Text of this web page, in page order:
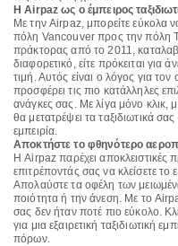
Η Airpaz ως ο έμπειρος
Με την Airpaz, μπορείτε εύκολα
πόλη Vancouver προς την πόλη
πράκτορας από το 2011,
διαφορετικό, είτε πρόκειται για
τιμή. Αυτός είναι ο λόγος για
προσφέρει τις πιο κατάλληλες
ανάγκες σας. Με λίγα μόνο κλικ,
θα μετατρέψει τα ταξιδιωτικά
εμπειρία.
Αποκτήστε το φθηνότερο
Η Airpaz παρέχει αποκλειστικές
επιτρέποντάς σας να κλείσετε το
Απολαύστε τα οφέλη των
ποιότητα ή την άνεση. Με το
σας δεν ήταν ποτέ πιο εύκολο.
για μια εξαιρετική ταξιδιωτική
πόρων.